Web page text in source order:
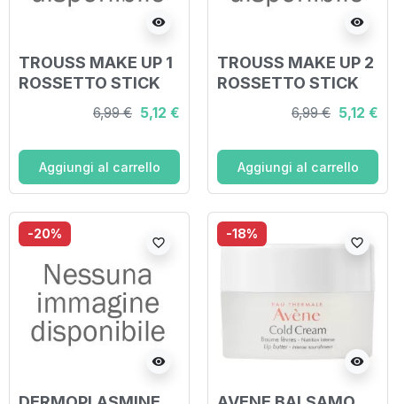
visibility
TROUSS MAKE UP 1
ROSSETTO STICK
BORDEAUX
6,99 € 5,12 €
Aggiungi al carrello
visibility
TROUSS MAKE UP 2
ROSSETTO STICK
6,99 € 5,12 €
Aggiungi al carrello
-20%
visibility
favorite_border
-18%
visibility
favorite_border